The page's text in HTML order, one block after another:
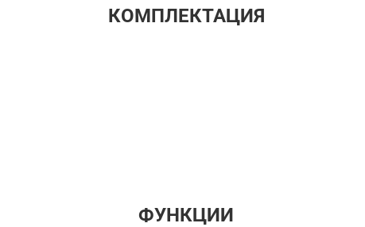
КОМПЛЕКТАЦИЯ
ФУНКЦИИ